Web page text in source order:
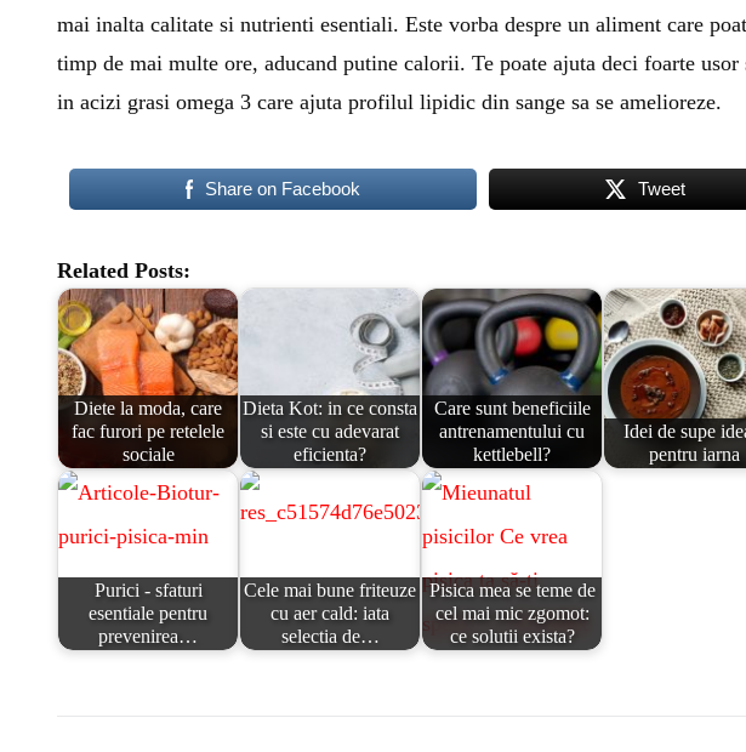
mai inalta calitate si nutrienti esentiali. Este vorba despre un aliment care
timp de mai multe ore, aducand putine calorii. Te poate ajuta deci foarte usor
in acizi grasi omega 3 care ajuta profilul lipidic din sange sa se amelioreze.
Share on Facebook Tweet
Related Posts:
Diete la moda, care
fac furori pe retelele
sociale
Dieta Kot: in ce consta
si este cu adevarat
eficienta?
Care sunt beneficiile
antrenamentului cu
kettlebell?
Idei de supe
pentru iarna
Purici - sfaturi
esentiale pentru
prevenirea…
Cele mai bune friteuze
cu aer cald: iata
selectia de…
Pisica mea se teme de
cel mai mic zgomot:
ce solutii exista?